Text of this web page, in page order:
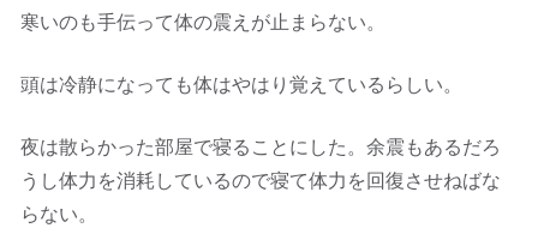
寒いのも手伝って体の震えが止まらない。
頭は冷静になっても体はやはり覚えているらしい。
夜は散らかった部屋で寝ることにした。余震もあるだろ
うし体力を消耗しているので寝て体力を回復させねばな
らない。